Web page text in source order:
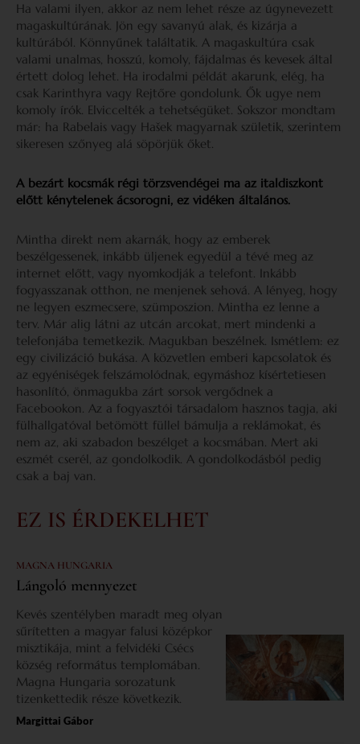
Ha valami ilyen, akkor az nem lehet része az úgynevezett
magaskultúrának. Jön egy savanyú alak, és kizárja a
kultúrából. Könnyűnek találtatik. A magaskultúra csak
valami unalmas, hosszú, komoly, fájdalmas és kevesek által
értett dolog lehet. Ha irodalmi példát akarunk, elég, ha
csak Karinthyra vagy Rejtőre gondolunk. Ők ugye nem
komoly írók. Elviccelték a tehetségüket. Sokszor mondtam
már: ha Rabelais vagy Hašek magyarnak születik, szerintem
sikeresen szőnyeg alá söpörjük őket.
A bezárt kocsmák régi törzsvendégei ma az italdiszkont
előtt kénytelenek ácsorogni, ez vidéken általános.
Mintha direkt nem akarnák, hogy az emberek
beszélgessenek, inkább üljenek egyedül a tévé meg az
internet előtt, vagy nyomkodják a telefont. Inkább
fogyasszanak otthon, ne menjenek sehová. A lényeg, hogy
ne legyen eszmecsere, szümposzion. Mintha ez lenne a
terv. Már alig látni az utcán arcokat, mert mindenki a
telefonjába temetkezik. Magukban beszélnek. Ismétlem: ez
egy civilizáció bukása. A közvetlen emberi kapcsolatok és
az egyéniségek felszámolódnak, egymáshoz kísértetiesen
hasonlító, önmagukba zárt sorsok vergődnek a
Facebookon. Az a fogyasztói társadalom hasznos tagja, aki
fülhallgatóval betömött füllel bámulja a reklámokat, és
nem az, aki szabadon beszélget a kocsmában. Mert aki
eszmét cserél, az gondolkodik. A gondolkodásból pedig
csak a baj van.
EZ IS ÉRDEKELHET
MAGNA HUNGARIA
Lángoló mennyezet
Kevés szentélyben maradt meg olyan
sűrítetten a magyar falusi középkor
misztikája, mint a felvidéki Csécs
község református templomában.
Magna Hungaria sorozatunk
tizenkettedik része következik.
Margittai Gábor